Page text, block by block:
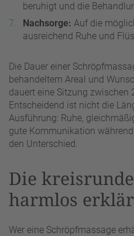
beruhigt und die
Nachsorge: Auf die
ausreichend Ruhe und
Die Dauer einer
behandeltem Areal und
dauert eine Sitzung zwischen
Entscheidend ist nicht die
Ausführung: Ruhe,
gute Kommunikation
den Unterschied.
Die
harmlos
Wer eine Schröpfmassage